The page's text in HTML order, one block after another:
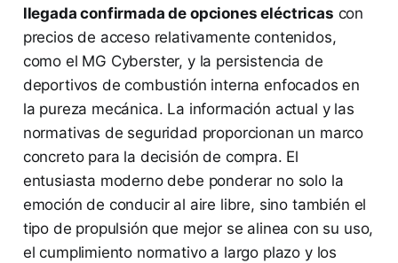
llegada confirmada de opciones eléctricas con
precios de acceso relativamente contenidos,
como el MG Cyberster, y la persistencia de
deportivos de combustión interna enfocados en
la pureza mecánica. La información actual y las
normativas de seguridad proporcionan un marco
concreto para la decisión de compra. El
entusiasta moderno debe ponderar no solo la
emoción de conducir al aire libre, sino también el
tipo de propulsión que mejor se alinea con su uso,
el cumplimiento normativo a largo plazo y los